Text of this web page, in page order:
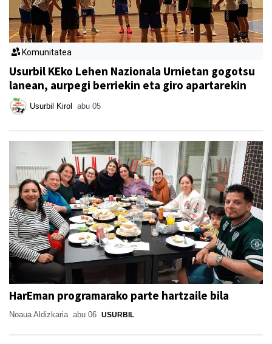
Komunitatea
Usurbil KEko Lehen Nazionala Urnietan gogotsu
lanean, aurpegi berriekin eta giro apartarekin
Usurbil Kirol abu 05
HarEman programarako parte hartzaile bila
Noaua Aldizkaria abu 06 USURBIL